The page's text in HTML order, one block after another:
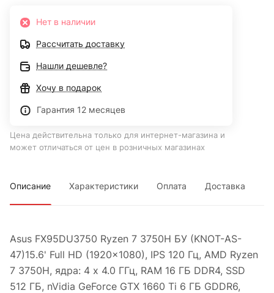
Нет в наличии
Рассчитать доставку
Нашли дешевле?
Хочу в подарок
Гарантия 12 месяцев
Цена действительна только для интернет-магазина и
может отличаться от цен в розничных магазинах
Описание Характеристики Оплата Доставка
Asus FX95DU3750 Ryzen 7 3750H БУ (KNOT-AS-
47)15.6' Full HD (1920x1080), IPS 120 Гц, AMD Ryzen
7 3750H, ядра: 4 x 4.0 ГГц, RAM 16 ГБ DDR4, SSD
512 ГБ, nVidia GeForce GTX 1660 Ti 6 ГБ GDDR6,